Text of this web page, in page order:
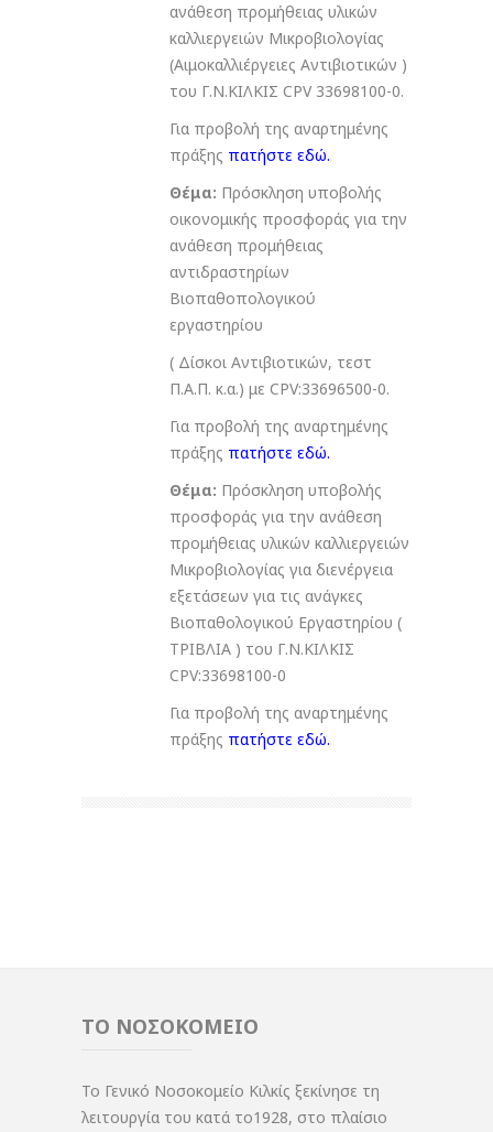
ανάθεση προμήθειας υλικών
καλλιεργειών Μικροβιολογίας
(Αιμοκαλλιέργειες Αντιβιοτικών )
του Γ.Ν.ΚΙΛΚΙΣ CPV 33698100-0.
Για προβολή της αναρτημένης
πράξης πατήστε εδώ.
Θέμα: Πρόσκληση υποβολής
οικονομικής προσφοράς για την
ανάθεση προμήθειας
αντιδραστηρίων
Βιοπαθοπολογικού
εργαστηρίου
( Δίσκοι Αντιβιοτικών, τεστ
Π.Α.Π. κ.α.) με CPV:33696500-0.
Για προβολή της αναρτημένης
πράξης πατήστε εδώ.
Θέμα: Πρόσκληση υποβολής
προσφοράς για την ανάθεση
προμήθειας υλικών καλλιεργειών
Μικροβιολογίας για διενέργεια
εξετάσεων για τις ανάγκες
Βιοπαθολογικού Εργαστηρίου (
ΤΡΙΒΛΙΑ ) του Γ.Ν.ΚΙΛΚΙΣ
CPV:33698100-0
Για προβολή της αναρτημένης
πράξης πατήστε εδώ.
ΤΟ ΝΟΣΟΚΟΜΕΙΟ
Το Γενικό Νοσοκομείο Κιλκίς ξεκίνησε τη
λειτουργία του κατά το1928, στο πλαίσιο